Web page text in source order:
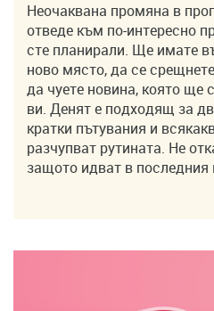
Неочаквана промяна в
отведе към по-интересно
сте планирали. Ще имате
ново място, да се
да чуете новина, която ще
ви. Денят е подходящ за
кратки пътувания и
разчупват рутината. Не
защото идват в